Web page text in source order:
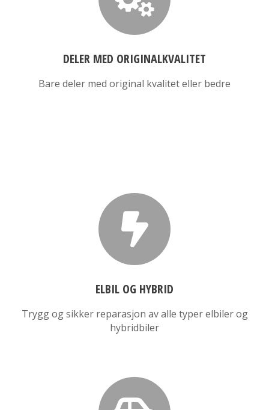
DELER MED ORIGINALKVALITET
Bare deler med original kvalitet eller bedre
ELBIL OG HYBRID
Trygg og sikker reparasjon av alle typer elbiler og
hybridbiler